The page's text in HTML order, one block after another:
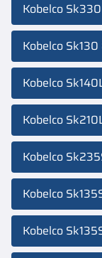
Kobelco
Kobelco
Kobelco
Kobelco
Kobelco
Kobelco
Kobelco